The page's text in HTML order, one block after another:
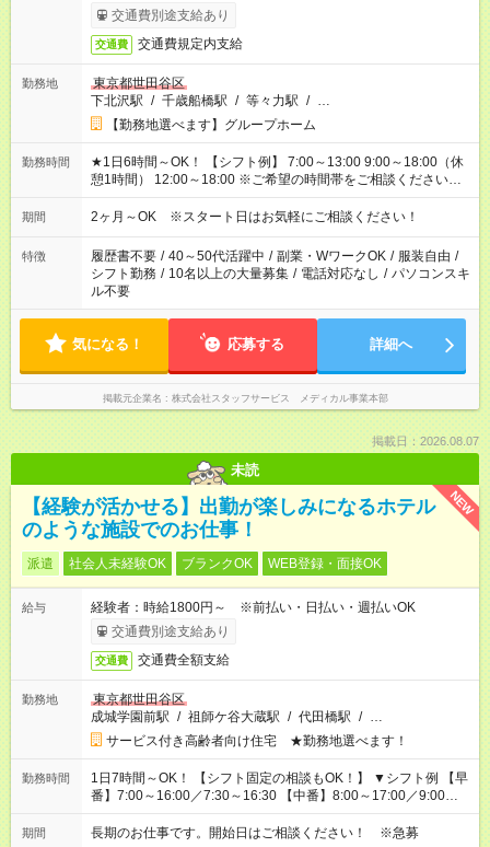
交通費別途支給あり
交通費 交通費規定内支給
勤務地
東京都世田谷区
下北沢駅 / 千歳船橋駅 / 等々力駅 / …
【勤務地選べます】グループホーム
勤務時間
★1日6時間～OK！ 【シフト例】 7:00～13:00 9:00～18:00（休
憩1時間） 12:00～18:00 ※ご希望の時間帯をご相談ください。
※日勤、夜勤のみ、変則的な勤務等も相談OK！
期間 2ヶ月～OK ※スタート日はお気軽にご相談ください！
特徴 履歴書不要 / 40～50代活躍中 / 副業・WワークOK / 服装自由 /
シフト勤務 / 10名以上の大量募集 / 電話対応なし / パソコンスキ
ル不要
気になる！ 応募する 詳細へ
掲載元企業名 株式会社スタッフサービス メディカル事業本部
掲載日：2026.08.07
未読
NEW
【経験が活かせる】出勤が楽しみになるホテル
のような施設でのお仕事！
派遣 社会人未経験OK ブランクOK WEB登録・面接OK
給与
経験者：時給1800円～ ※前払い・日払い・週払いOK
交通費別途支給あり
交通費 交通費全額支給
勤務地
東京都世田谷区
成城学園前駅 / 祖師ケ谷大蔵駅 / 代田橋駅 / …
サービス付き高齢者向け住宅 ★勤務地選べます！
勤務時間
1日7時間～OK！ 【シフト固定の相談もOK！】 ▼シフト例 【早
番】7:00～16:00／7:30～16:30 【中番】8:00～17:00／9:00～
18:00 【遅番】11:00～20:00／13:00～22:00
期間 長期のお仕事です。開始日はご相談ください！ ※急募